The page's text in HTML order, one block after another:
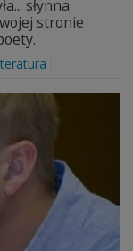
słynna
stronie